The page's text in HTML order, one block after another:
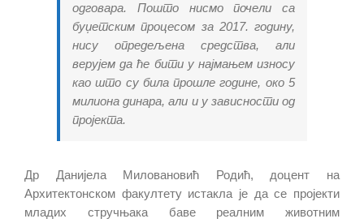
одговара. Пошто нисмо почели са
буџетским процесом за 2017. годину,
нису опредељена средства, али
верујем да ће бити у најмањем износу
као што су била прошле године, око 5
милиона динара, али и у зависности од
пројекта.
Др Данијела Миловановић Родић, доцент на
Архитектонском факултету истакла је да се пројекти
младих стручњака баве реалним животним